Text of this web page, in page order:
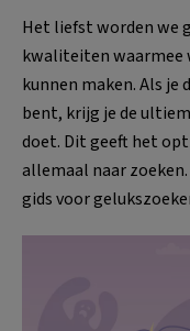
Het liefst worden we
kwaliteiten waarmee
kunnen maken. Als je
bent, krijg je de
doet. Dit geeft het
allemaal naar
gids voor